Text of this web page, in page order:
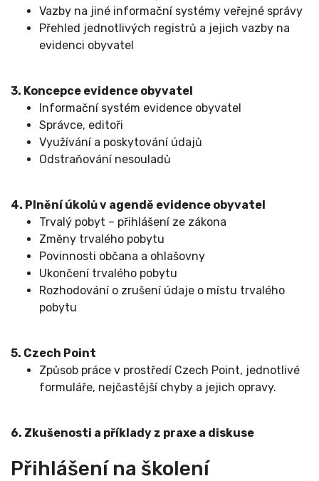
Vazby na jiné informační systémy veřejné správy
Přehled jednotlivých registrů a jejich vazby na
evidenci obyvatel
3. Koncepce evidence obyvatel
Informační systém evidence obyvatel
Správce, editoři
Využívání a poskytování údajů
Odstraňování nesouladů
4. Plnění úkolů v agendě evidence obyvatel
Trvalý pobyt – přihlášení ze zákona
Změny trvalého pobytu
Povinnosti občana a ohlašovny
Ukončení trvalého pobytu
Rozhodování o zrušení údaje o místu trvalého
pobytu
5. Czech Point
Způsob práce v prostředí Czech Point, jednotlivé
formuláře, nejčastější chyby a jejich opravy.
6. Zkušenosti a příklady z praxe a diskuse
Přihlášení na školení